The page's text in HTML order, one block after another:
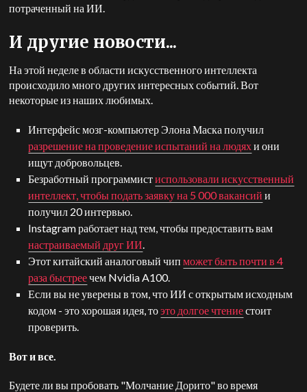
потраченный на ИИ.
И другие новости...
На этой неделе в области искусственного интеллекта
происходило много других интересных событий. Вот
некоторые из наших любимых.
Интерфейс мозг-компьютер Элона Маска получил
разрешение на проведение испытаний на людяхи они
ищут добровольцев.
Безработный программистиспользовали искусственный
интеллект, чтобы подать заявку на 5 000 вакансий и
получил 20 интервью.
Instagram работает над тем, чтобы предоставить вам
настраиваемый друг ИИ.
Этот китайский аналоговый чипможет быть почти в 4
раза быстреечем Nvidia A100.
Если вы не уверены в том, что ИИ с открытым исходным
кодом - это хорошая идея, тоэто долгое чтениестоит
проверить.
Вот и все.
Будете ли вы пробовать "Молчание Дорито" во время